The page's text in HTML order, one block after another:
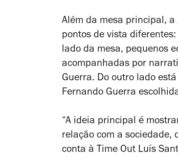
Além da mesa principal,
pontos de vista diferentes:
lado da mesa, pequenos
acompanhadas por
Guerra. Do outro lado
Fernando Guerra
“A ideia principal é
relação com a sociedade,
conta à Time Out Luís